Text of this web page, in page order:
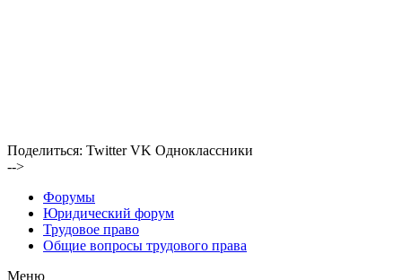
Поделиться: Twitter VK Одноклассники
-->
Форумы
Юридический форум
Трудовое право
Общие вопросы трудового права
Меню